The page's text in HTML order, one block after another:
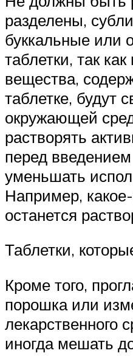
разделены,
буккальные или
таблетки, так
вещества,
таблетке, будут
окружающей
растворять
перед
уменьшать
Например,
останется
Таблетки,
Кроме того,
порошка или
лекарственного
иногда мешать